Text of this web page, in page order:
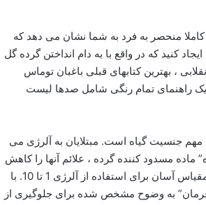
کاملا منحصر به فرد به شما نشان می دهد که
کنید که در واقع با به دام انداختن گرده گل
، بهترین کتابهای قبلی باغبان توماس
یک راهنمای تمام رنگی شامل صدها لیست
جنسیت گیاه است. مبتلایان به آلرژی می
ماده مسدود کننده گرده ، علائم آنها را کاهش
دهند یا از بین ببرند. بیش از 3000 لیست گیاهان وجود دارد ، همراه با مقیاس آسان برای استفاده از آلرژی 1 تا 10. با
به وضوح مشخص شده برای جلوگیری از